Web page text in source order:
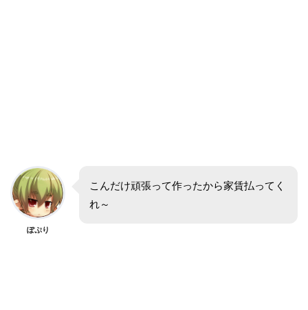
ぽぷり
こんだけ頑張って作ったから家賃払ってく
れ～